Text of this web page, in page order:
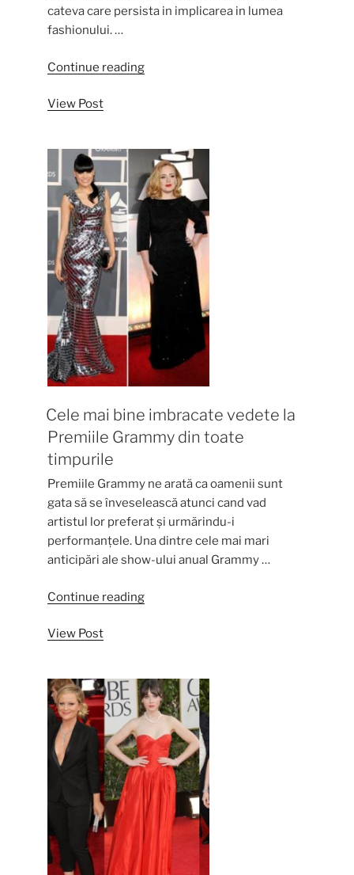
cateva care persista in implicarea in lumea
fashionului. …
Continue reading“Celebritati
designeri”
View Post
Cele mai bine imbracate vedete la
Premiile Grammy din toate
timpurile
Premiile Grammy ne arată ca oamenii sunt
gata să se înveselească atunci cand vad
artistul lor preferat și urmărindu-i
performanțele. Una dintre cele mai mari
anticipări ale show-ului anual Grammy …
Continue reading“Cele
la
Premiile
Grammy
din
toate
timpurile”
View Post